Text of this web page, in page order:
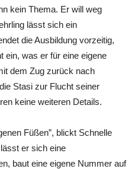
kein Thema. Er will weg
lässt sich ein
die Ausbildung vorzeitig,
ein, was er für eine eigene
dem Zug zurück nach
Stasi zur Flucht seiner
keine weiteren Details.
Füßen”, blickt Schnelle
er sich eine
baut eine eigene Nummer auf